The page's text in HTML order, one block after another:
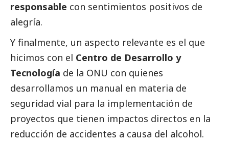
responsable con sentimientos positivos de
alegría.
Y finalmente, un aspecto relevante es el que
hicimos con el Centro de Desarrollo y
Tecnología de la ONU con quienes
desarrollamos un manual en materia de
seguridad vial para la implementación de
proyectos que tienen impactos directos en la
reducción de accidentes a causa del alcohol.